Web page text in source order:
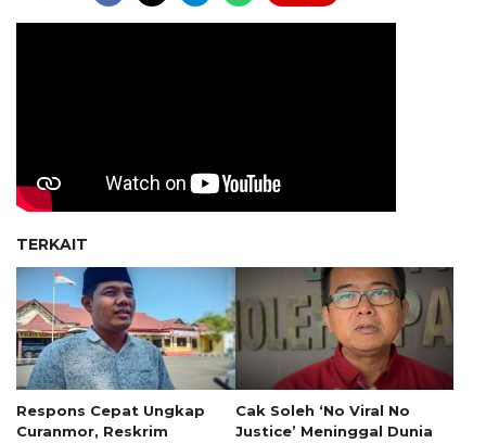
TERKAIT
Respons Cepat Ungkap
Curanmor, Reskrim
Cak Soleh ‘No Viral No
Justice’ Meninggal Dunia